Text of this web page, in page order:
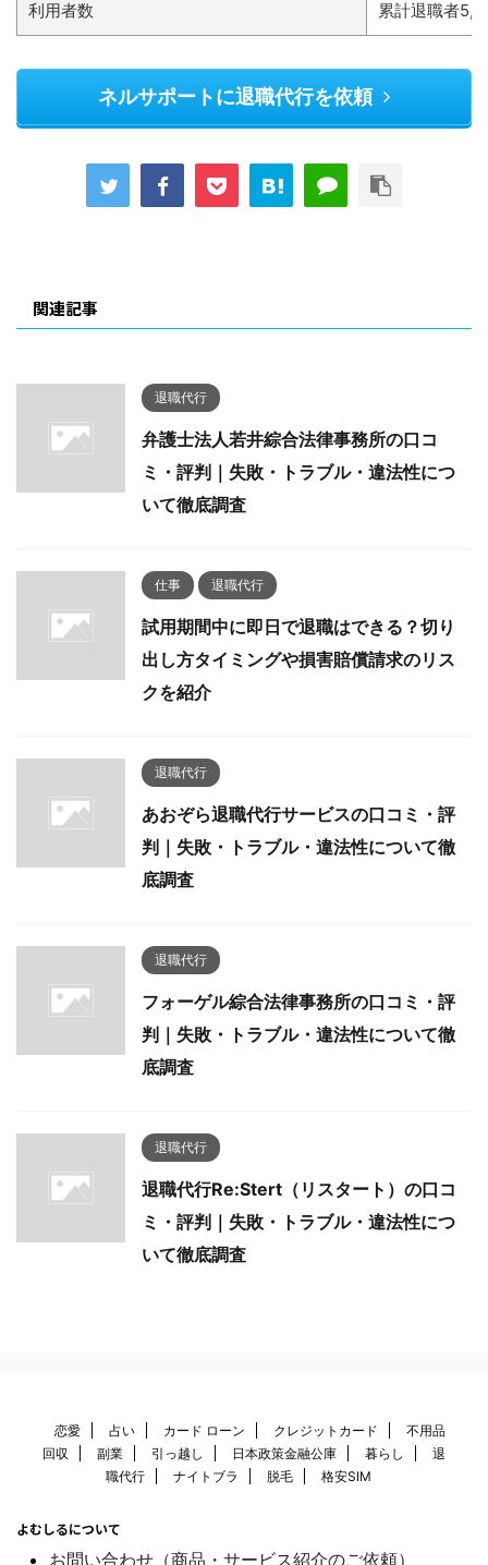
利用者数 累計退職者
ネルサポートに退職代行を依頼
関連記事
退職代行
弁護士法人若井綜合法律事務所の口コ
ミ・評判｜失敗・トラブル・違法性につ
いて徹底調査
仕事 退職代行
試用期間中に即日で退職はできる？切り
出し方タイミングや損害賠償請求のリス
クを紹介
退職代行
あおぞら退職代行サービスの口コミ・評
判｜失敗・トラブル・違法性について徹
底調査
退職代行
フォーゲル綜合法律事務所の口コミ・評
判｜失敗・トラブル・違法性について徹
底調査
退職代行
退職代行Re:Stert（リスタート）の口コ
ミ・評判｜失敗・トラブル・違法性につ
いて徹底調査
恋愛 占い カード ローン クレジットカード
不用品
回収
副業 引っ越し 日本政策金融公庫 暮らし
退
職代行
ナイトブラ 脱毛 格安SIM
よむしるについて
お問い合わせ（商品・サービス紹介のご依頼）